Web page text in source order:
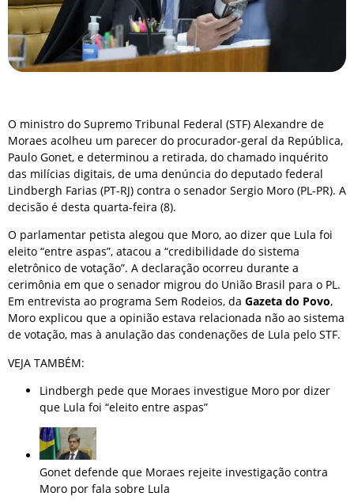
O ministro do Supremo Tribunal Federal (STF) Alexandre de
Moraes acolheu um parecer do procurador-geral da República,
Paulo Gonet, e determinou a retirada, do chamado inquérito
das milícias digitais, de uma denúncia do deputado federal
Lindbergh Farias (PT-RJ) contra o senador Sergio Moro (PL-PR). A
decisão é desta quarta-feira (8).
O parlamentar petista alegou que Moro, ao dizer que Lula foi
eleito “entre aspas”, atacou a “credibilidade do sistema
eletrônico de votação”. A declaração ocorreu durante a
cerimônia em que o senador migrou do União Brasil para o PL.
Em entrevista ao programa Sem Rodeios, da Gazeta do Povo,
Moro explicou que a opinião estava relacionada não ao sistema
de votação, mas à anulação das condenações de Lula pelo STF.
VEJA TAMBÉM:
Lindbergh pede que Moraes investigue Moro por dizer
que Lula foi “eleito entre aspas”
Gonet defende que Moraes rejeite investigação contra
Moro por fala sobre Lula